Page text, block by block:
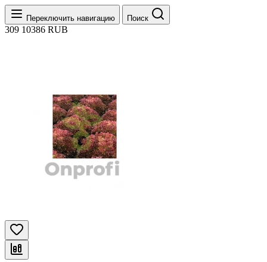
Переключить навигацию Поиск
309 10386 RUB